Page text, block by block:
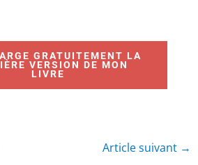
GRATUITEMENT LA
VERSION DE MON
LIVRE
Article suivant →